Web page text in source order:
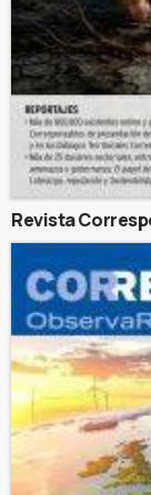
Revista